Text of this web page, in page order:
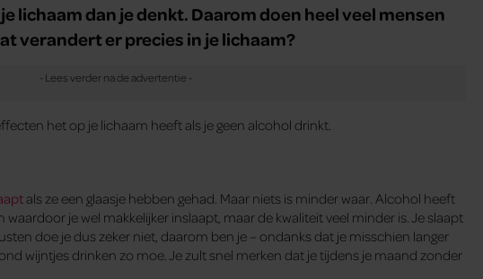
lichaam dan je denkt. Daarom doen heel veel mensen
verandert er precies in je lichaam?
het op je lichaam heeft als je geen alcohol drinkt.
als ze een glaasje hebben gehad. Maar niets is minder waar. Alcohol heeft
je wel makkelijker inslaapt, maar de kwaliteit veel minder is. Je slaapt
doe je dus zeker niet, daarom ben je – ondanks dat je misschien langer
wijntjes drinken zo moe. Je zult snel merken dat je tijdens je maand zonder